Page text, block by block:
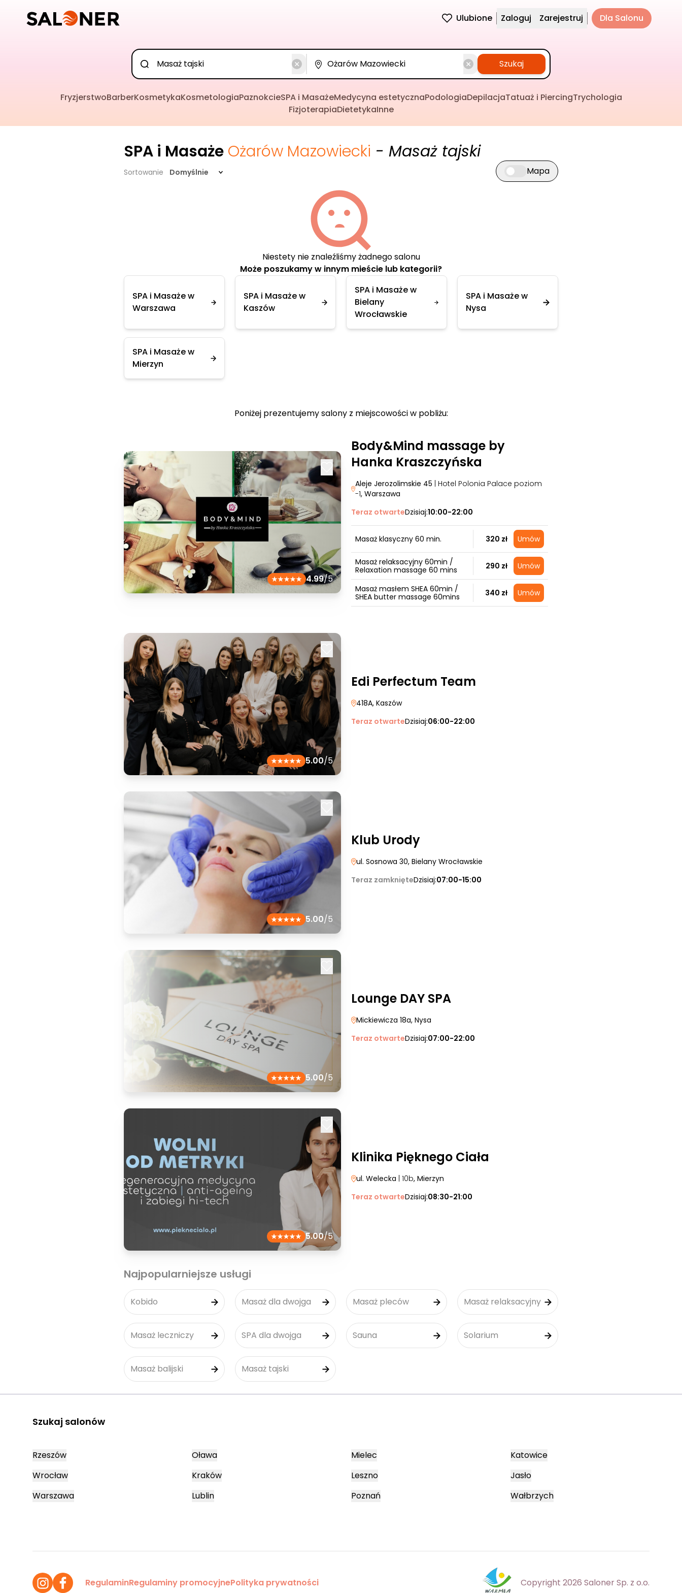
Ulubione Zaloguj Zarejestruj Dla Salonu
Szukaj
FryzjerstwoBarberKosmetykaKosmetologiaPaznokcieSPA i MasażeMedycyna estetycznaPodologiaDepilacjaTatuaż i PiercingTrychologia
FizjoterapiaDietetykaInne
SPA i Masaże Ożarów Mazowiecki - Masaż tajski
Sortowanie Domyślnie Przełącz widok mapy
Mapa
Niestety nie znaleźliśmy żadnego salonu
Może poszukamy w innym mieście lub kategorii?
SPA i Masaże w
Warszawa
SPA i Masaże w
Kaszów
SPA i Masaże w
Bielany
Wrocławskie
SPA i Masaże w
Nysa
SPA i Masaże w
Mierzyn
Poniżej prezentujemy salony z miejscowości w pobliżu:
4.99/5
Body&Mind massage by
Hanka Kraszczyńska
Aleje Jerozolimskie 45 | Hotel Polonia Palace poziom
-1, Warszawa
Teraz otwarteDzisiaj:10:00-22:00
Masaż klasyczny 60 min. 320 zł Umów
Masaż relaksacyjny 60min /
Relaxation massage 60 mins
290 zł Umów
Masaż masłem SHEA 60min /
SHEA butter massage 60mins
340 zł Umów
5.00/5
Edi Perfectum Team
418A, Kaszów
Teraz otwarteDzisiaj:06:00-22:00
5.00/5
Klub Urody
ul. Sosnowa 30, Bielany Wrocławskie
Teraz zamknięteDzisiaj:07:00-15:00
5.00/5
Lounge DAY SPA
Mickiewicza 18a, Nysa
Teraz otwarteDzisiaj:07:00-22:00
5.00/5
Klinika Pięknego Ciała
ul. Welecka | 10b, Mierzyn
Teraz otwarteDzisiaj:08:30-21:00
Najpopularniejsze usługi
Kobido Masaż dla dwojga Masaż pleców Masaż relaksacyjny
Masaż leczniczy SPA dla dwojga Sauna Solarium
Masaż balijski Masaż tajski
Szukaj salonów
Rzeszów
Wrocław
Warszawa
Oława
Kraków
Lublin
Mielec
Leszno
Poznań
Katowice
Jasło
Wałbrzych
RegulaminRegulaminy promocyjnePolityka prywatności Copyright 2026 Saloner Sp. z o.o.